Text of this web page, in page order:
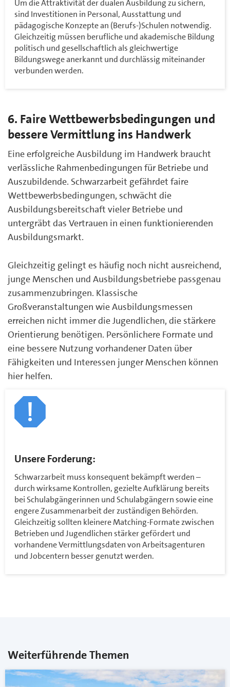
Um die Attraktivität der dualen Ausbildung zu sichern,
sind Investitionen in Personal, Ausstattung und
pädagogische Konzepte an (Berufs-)Schulen notwendig.
Gleichzeitig müssen berufliche und akademische Bildung
politisch und gesellschaftlich als gleichwertige
Bildungswege anerkannt und durchlässig miteinander
verbunden werden.
6. Faire Wettbewerbsbedingungen und
bessere Vermittlung ins Handwerk
Eine erfolgreiche Ausbildung im Handwerk braucht
verlässliche Rahmenbedingungen für Betriebe und
Auszubildende. Schwarzarbeit gefährdet faire
Wettbewerbsbedingungen, schwächt die
Ausbildungsbereitschaft vieler Betriebe und
untergräbt das Vertrauen in einen funktionierenden
Ausbildungsmarkt.
Gleichzeitig gelingt es häufig noch nicht ausreichend,
junge Menschen und Ausbildungsbetriebe passgenau
zusammenzubringen. Klassische
Großveranstaltungen wie Ausbildungsmessen
erreichen nicht immer die Jugendlichen, die stärkere
Orientierung benötigen. Persönlichere Formate und
eine bessere Nutzung vorhandener Daten über
Fähigkeiten und Interessen junger Menschen können
hier helfen.
Unsere Forderung:
Schwarzarbeit muss konsequent bekämpft werden –
durch wirksame Kontrollen, gezielte Aufklärung bereits
bei Schulabgängerinnen und Schulabgängern sowie eine
engere Zusammenarbeit der zuständigen Behörden.
Gleichzeitig sollten kleinere Matching-Formate zwischen
Betrieben und Jugendlichen stärker gefördert und
vorhandene Vermittlungsdaten von Arbeitsagenturen
und Jobcentern besser genutzt werden.
Weiterführende Themen